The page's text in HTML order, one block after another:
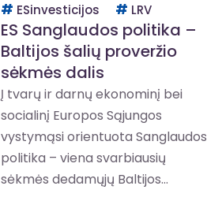
ESinvesticijos
LRV
ES Sanglaudos politika –
Baltijos šalių proveržio
sėkmės dalis
Į tvarų ir darnų ekonominį bei
socialinį Europos Sąjungos
vystymąsi orientuota Sanglaudos
politika – viena svarbiausių
sėkmės dedamųjų Baltijos...